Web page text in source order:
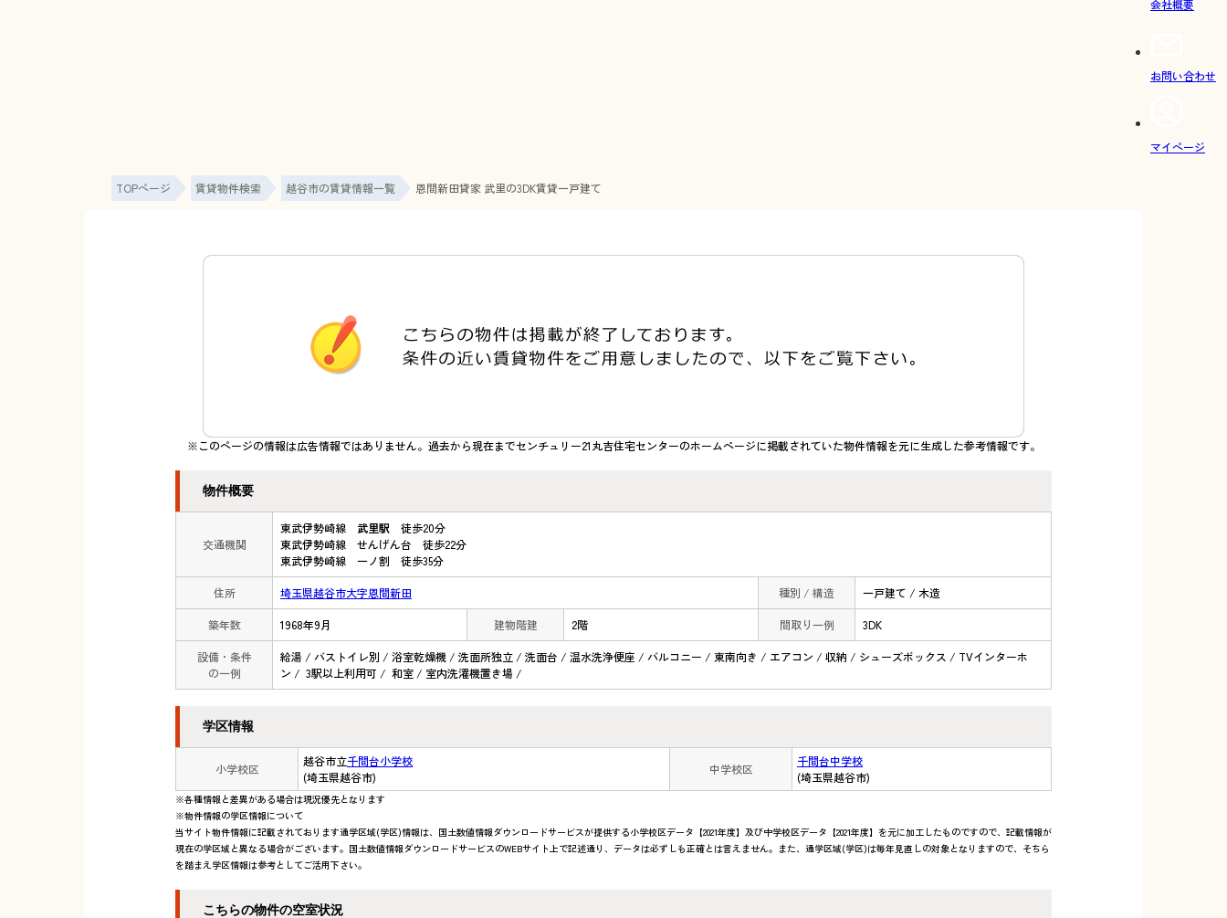
会社概要
お問い合わせ
マイページ
TOPページ 賃貸物件検索 越谷市の賃貸情報一覧 恩間新田貸家 武里の3DK賃貸一戸建て
※このページの情報は広告情報ではありません。過去から現在までセンチュリー21丸吉住宅センターのホームぺージに掲載されていた物件情報を元に生成した参考情報です。
物件概要
交通機関
東武伊勢崎線 武里駅 徒歩20分
東武伊勢崎線 せんげん台 徒歩22分
東武伊勢崎線 一ノ割 徒歩35分
住所 埼玉県越谷市大字恩間新田 種別 / 構造 一戸建て / 木造
築年数 1968年9月 建物階建 2階 間取り一例 3DK
設備・条件
の一例
給湯 / バストイレ別 / 浴室乾燥機 / 洗面所独立 / 洗面台 / 温水洗浄便座 / バルコニー / 東南向き / エアコン / 収納 / シューズボックス / TVインターホ
ン / 3駅以上利用可 / 和室 / 室内洗濯機置き場 /
学区情報
小学校区
越谷市立千間台小学校
(埼玉県越谷市)
中学校区
千間台中学校
(埼玉県越谷市)
※各種情報と差異がある場合は現況優先となります
※物件情報の学区情報について
当サイト物件情報に記載されております通学区域(学区)情報は、国土数値情報ダウンロードサービスが提供する小学校区データ【2021年度】及び中学校区データ【2021年度】を元に加工したものですので、記載情報が
現在の学区域と異なる場合がございます。国土数値情報ダウンロードサービスのWEBサイト上で記述通り、データは必ずしも正確とは言えません。また、通学区域(学区)は毎年見直しの対象となりますので、そちら
を踏まえ学区情報は参考としてご活用下さい。
こちらの物件の空室状況